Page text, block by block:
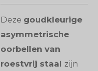
Deze goudkleurige
asymmetrische
oorbellen van
roestvrij staal zijn